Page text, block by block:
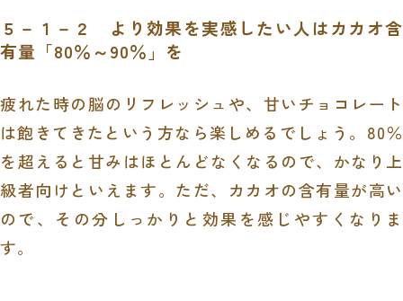
５－１－２ より効果を実感したい人はカカオ含
有量「80％～90％」を
疲れた時の脳のリフレッシュや、甘いチョコレート
は飽きてきたという方なら楽しめるでしょう。 80％
を超えると甘みはほとんどなくなるので、かなり上
級者向けといえます。ただ、カカオの含有量が高い
ので、その分しっかりと効果を感じやすくなりま
す。